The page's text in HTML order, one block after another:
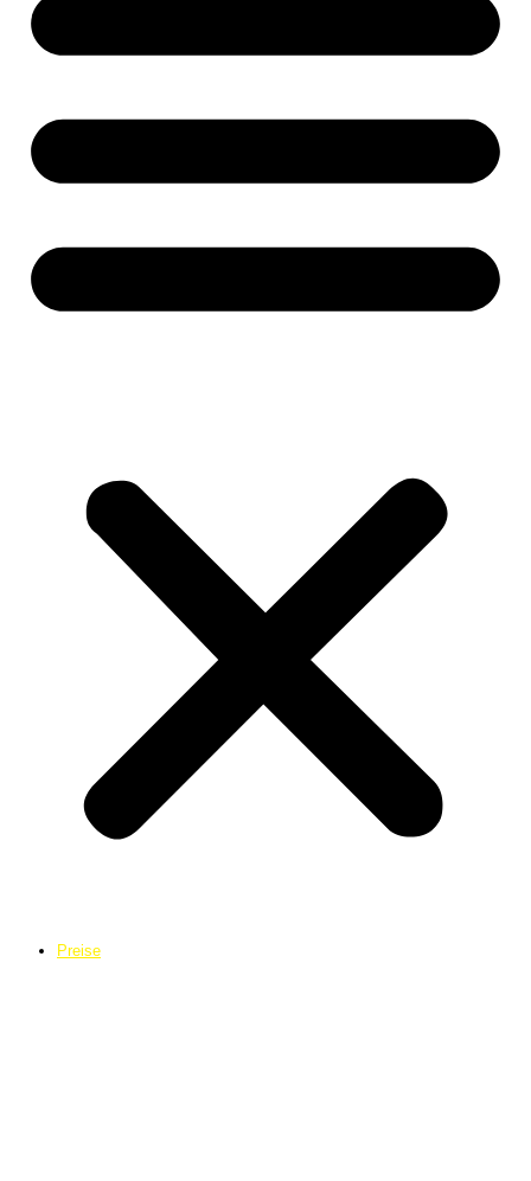
Preise